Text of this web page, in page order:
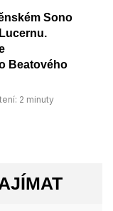
Sono
Beatového
2 minuty